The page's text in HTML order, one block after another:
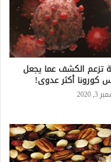
تزعم الكشف عما يجعل
كورونا أكثر عدوى!
2020